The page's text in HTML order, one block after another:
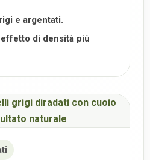
e argentati.
di densità più